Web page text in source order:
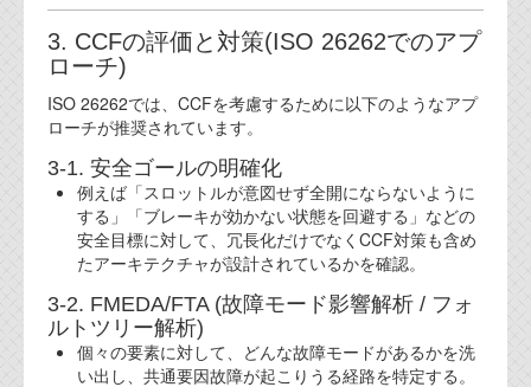
3. CCFの評価と対策(ISO 26262でのアプ
ローチ)
ISO 26262では、CCFを考慮するために以下のようなアプ
ローチが推奨されています。
3-1. 安全ゴールの明確化
例えば「スロットルが意図せず全開にならないように
する」「ブレーキが効かない状態を回避する」などの
安全目標に対して、冗長化だけでなくCCF対策も含め
たアーキテクチャが設計されているかを確認。
3-2. FMEDA/FTA (故障モード影響解析 / フォ
ルトツリー解析)
個々の要素に対して、どんな故障モードがあるかを洗
い出し、共通要因故障が起こりうる経路を特定する。